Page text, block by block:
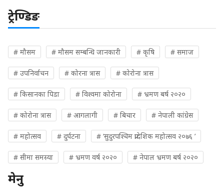
ट्रेण्डिङ
# मौसम # मौसम सम्बन्धि जानकारी # कृषि # समाज
# उपनिर्वाचन # कोरना त्रास # कोरोना त्रास
# किसानका पिडा # विश्वमा कोरोना # भ्रमण बर्ष २०२०
# कोरोना त्रास # आगलागी # बिचार # नेपाली कांग्रेस
# महोत्सव # दुर्घटना # ‘सुदुरपश्चिम प्रादेशिक महोत्सव २०७६ ’
# सीमा समस्या # भ्रमण वर्ष २०२० # नेपाल भ्रमण बर्ष २०२०
मेनु